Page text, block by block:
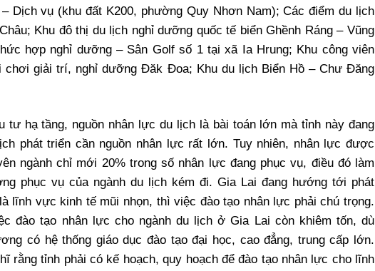
Dịch vụ (khu đất K200, phường Quy Nhơn Nam); Các điểm du lịch
Khu đô thị du lịch nghỉ dưỡng quốc tế biển Ghềnh Ráng – Vũng
hợp nghỉ dưỡng – Sân Golf số 1 tại xã Ia Hrung; Khu công viên
chơi giải trí, nghỉ dưỡng Đăk Đoa; Khu du lịch Biển Hồ – Chư Đăng
tư hạ tầng, nguồn nhân lực du lịch là bài toán lớn mà tỉnh này đang
phát triển cần nguồn nhân lực rất lớn. Tuy nhiên, nhân lực được
ngành chỉ mới 20% trong số nhân lực đang phục vụ, điều đó làm
phục vụ của ngành du lịch kém đi. Gia Lai đang hướng tới phát
lĩnh vực kinh tế mũi nhọn, thì việc đào tạo nhân lực phải chú trọng.
đào tạo nhân lực cho ngành du lịch ở Gia Lai còn khiêm tốn, dù
có hệ thống giáo dục đào tạo đại học, cao đẳng, trung cấp lớn.
rằng tỉnh phải có kế hoạch, quy hoạch để đào tạo nhân lực cho lĩnh